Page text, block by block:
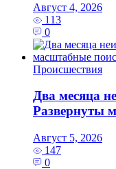
Август 4, 2026
113
0
Происшествия
Два месяца
Развернуты
Август 5, 2026
147
0